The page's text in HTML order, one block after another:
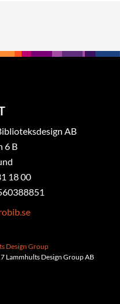
AB
6 B
18 00
Design Group
Lammhults Design Group AB